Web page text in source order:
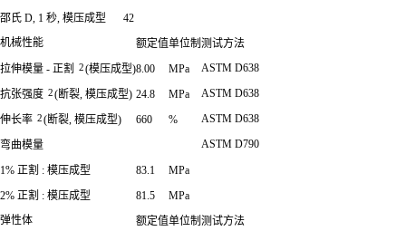
邵氏 D, 1 秒, 模压成型
42
机械性能
额定值单位制 测试方法
拉伸模量 - 正割
2(模压成型)8.00 MPa ASTM D638
抗张强度 2(断裂, 模压成型) 24.8 MPa ASTM D638
伸长率 2(断裂, 模压成型) 660 % ASTM D638
弯曲模量 ASTM D790
1% 正割 : 模压成型 83.1
MPa
2% 正割 : 模压成型
81.5
MPa
弹性体
额定值单位制 测试方法